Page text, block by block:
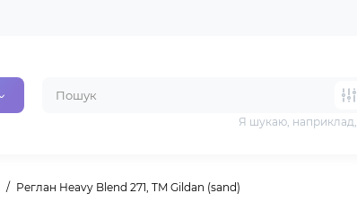
Я шукаю, наприклад,
Реглан Heavy Blend 271, TM Gildan (sand)